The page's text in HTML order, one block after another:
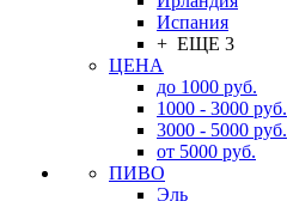
Испания
+ ЕЩЕ 3
ЦЕНА
до 1000 руб.
1000 - 3000 руб.
3000 - 5000 руб.
от 5000 руб.
ПИВО
Эль